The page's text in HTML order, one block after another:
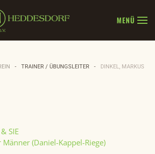
springen
MENÜ
TRAINER / ÜBUNGSLEITER DINKEL, MARKUS
SIE
(Daniel-Kappel-Riege)